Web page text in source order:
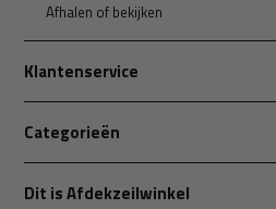
Afhalen of bekijken
Klantenservice
Categorieën
Dit is Afdekzeilwinkel